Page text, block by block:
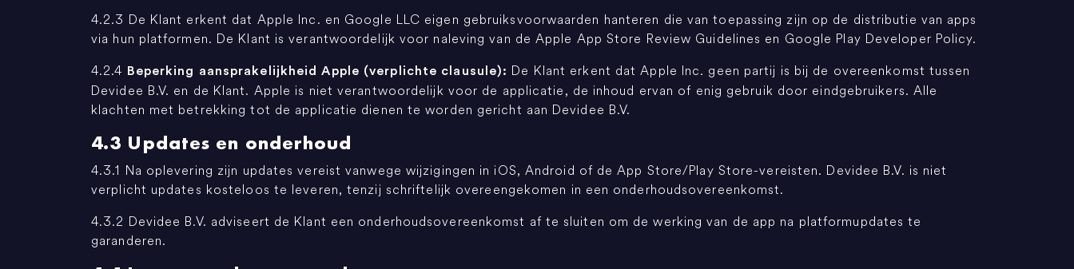
4.2.3 De Klant erkent dat Apple Inc. en Google LLC eigen gebruiksvoorwaarden hanteren die van toepassing zijn op de distributie van apps
via hun platformen. De Klant is verantwoordelijk voor naleving van de Apple App Store Review Guidelines en Google Play Developer Policy.
4.2.4 Beperking aansprakelijkheid Apple (verplichte clausule): De Klant erkent dat Apple Inc. geen partij is bij de overeenkomst tussen
Devidee B.V. en de Klant. Apple is niet verantwoordelijk voor de applicatie, de inhoud ervan of enig gebruik door eindgebruikers. Alle
klachten met betrekking tot de applicatie dienen te worden gericht aan Devidee B.V.
4.3 Updates en onderhoud
4.3.1 Na oplevering zijn updates vereist vanwege wijzigingen in iOS, Android of de App Store/Play Store-vereisten. Devidee B.V. is niet
verplicht updates kosteloos te leveren, tenzij schriftelijk overeengekomen in een onderhoudsovereenkomst.
4.3.2 Devidee B.V. adviseert de Klant een onderhoudsovereenkomst af te sluiten om de werking van de app na platformupdates te
garanderen.